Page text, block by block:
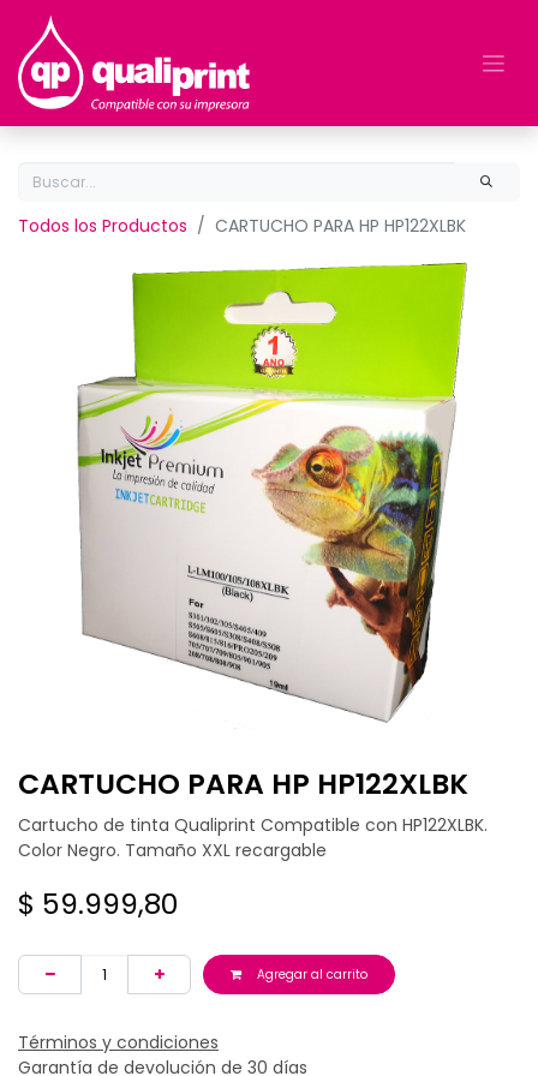
Todos los Productos CARTUCHO PARA HP HP122XLBK
CARTUCHO PARA HP HP122XLBK
Cartucho de tinta Qualiprint Compatible con HP122XLBK.
Color Negro. Tamaño XXL recargable
$ 59.999,80
Agregar al carrito
Términos y condiciones
Garantía de devolución de 30 días